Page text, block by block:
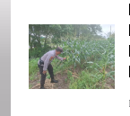
1